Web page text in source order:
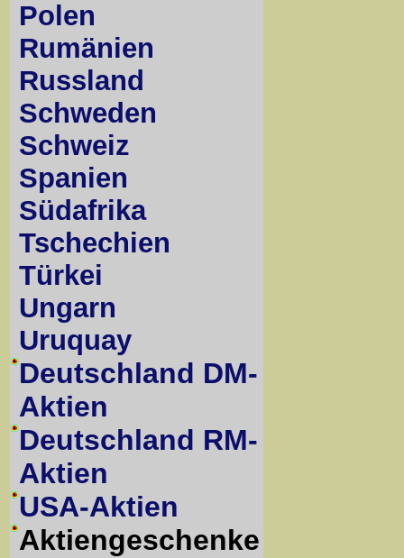
Polen
Rumänien
Russland
Schweden
Schweiz
Spanien
Südafrika
Tschechien
Türkei
Ungarn
Uruquay
Deutschland DM-
Aktien
Deutschland RM-
Aktien
USA-Aktien
Aktiengeschenke